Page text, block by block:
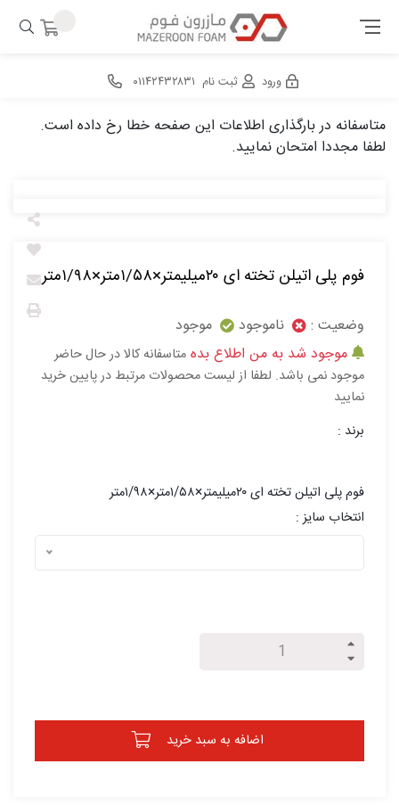
ورود ثبت نام ۰۱۱۴۲۴۳۲۸۳۱
متاسفانه در بارگذاری اطلاعات این صفحه خطا رخ داده است.
لطفا مجددا امتحان نمایید.
فوم پلی اتیلن تخته ای ۲۰میلیمتر×۱/۵۸متر×۱/۹۸متر
وضعیت : ناموجود
موجود
موجود شد به من اطلاع بده متاسفانه کالا در حال حاضر
موجود نمی باشد. لطفا از لیست محصولات مرتبط در پایین خرید
نمایید
برند :
فوم پلی اتیلن تخته ای ۲۰میلیمتر×۱/۵۸متر×۱/۹۸متر
انتخاب سایز :
اضافه به سبد خرید